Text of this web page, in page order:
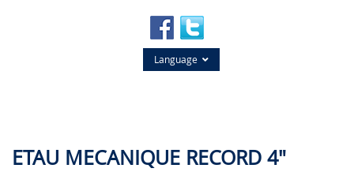
Language
ETAU MECANIQUE RECORD 4"